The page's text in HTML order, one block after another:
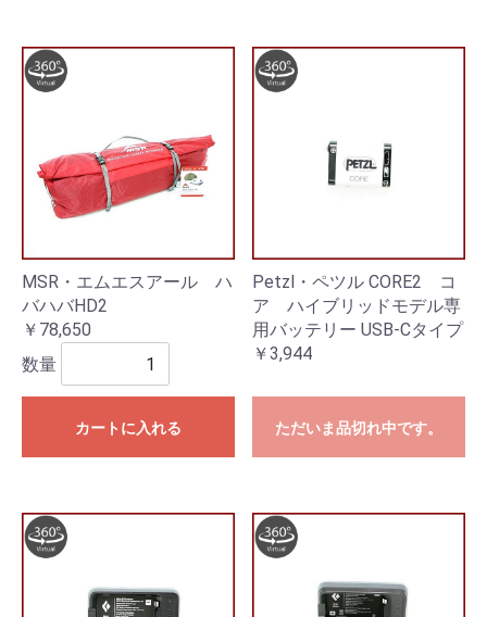
MSR・エムエスアール ハ
バハバHD2
￥78,650
数量
カートに入れる
Petzl・ペツル CORE2 コ
ア ハイブリッドモデル専
用バッテリー USB-Cタイプ
￥3,944
ただいま品切れ中です。